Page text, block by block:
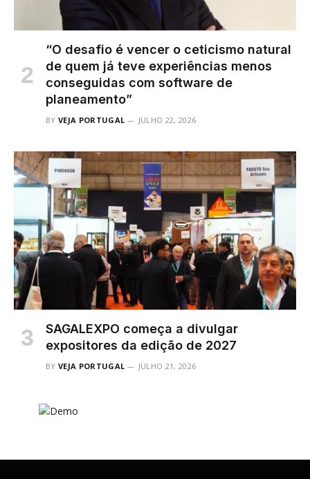
“O desafio é vencer o ceticismo natural
de quem já teve experiências menos
conseguidas com software de
planeamento”
BY VEJA PORTUGAL JULHO 22, 2026
SAGALEXPO começa a divulgar
expositores da edição de 2027
BY VEJA PORTUGAL JULHO 21, 2026